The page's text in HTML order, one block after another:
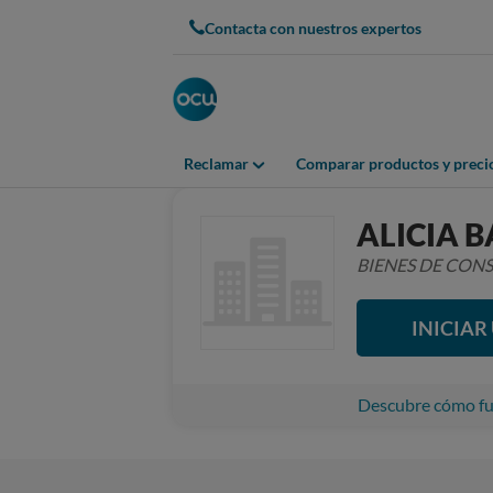
Contacta con nuestros expertos
Reclamar Comparar productos y
ALICIA
BIENES DE
INICIAR
Descubre cómo